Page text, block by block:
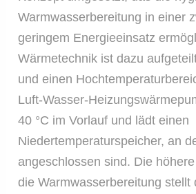
Warmwasserbereitung in einer
geringem Energieeinsatz
Wärmetechnik ist dazu
und einen
Luft-Wasser-
40 °C im Vorlauf und lädt einen
Niedertemperaturspeicher, an
angeschlossen sind. Die
die Warmwasserbereitung stellt